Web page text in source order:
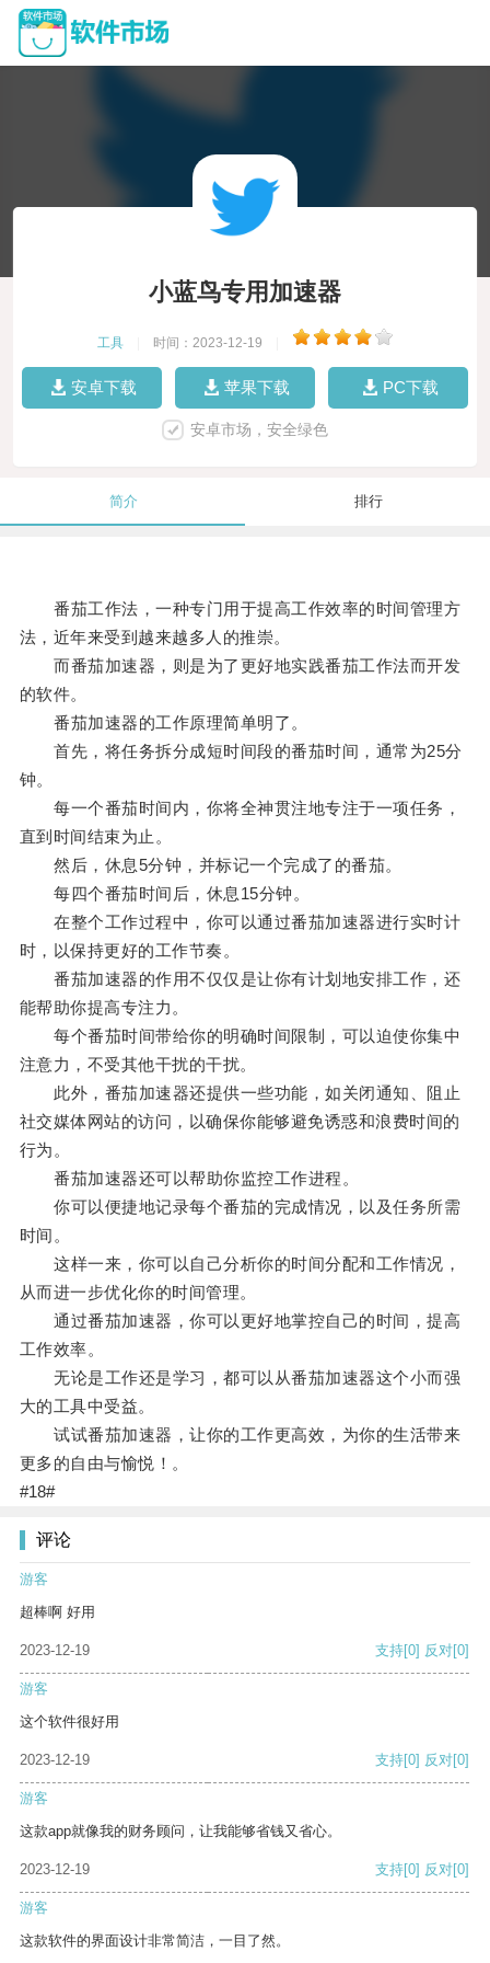
小蓝鸟专用加速器
工具 时间：2023-12-19
安卓下载 苹果下载 PC下载
安卓市场，安全绿色
简介 排行
番茄工作法，一种专门用于提高工作效率的时间管理方
法，近年来受到越来越多人的推崇。
而番茄加速器，则是为了更好地实践番茄工作法而开发
的软件。
番茄加速器的工作原理简单明了。
首先，将任务拆分成短时间段的番茄时间，通常为25分
钟。
每一个番茄时间内，你将全神贯注地专注于一项任务，
直到时间结束为止。
然后，休息5分钟，并标记一个完成了的番茄。
每四个番茄时间后，休息15分钟。
在整个工作过程中，你可以通过番茄加速器进行实时计
时，以保持更好的工作节奏。
番茄加速器的作用不仅仅是让你有计划地安排工作，还
能帮助你提高专注力。
每个番茄时间带给你的明确时间限制，可以迫使你集中
注意力，不受其他干扰的干扰。
此外，番茄加速器还提供一些功能，如关闭通知、阻止
社交媒体网站的访问，以确保你能够避免诱惑和浪费时间的
行为。
番茄加速器还可以帮助你监控工作进程。
你可以便捷地记录每个番茄的完成情况，以及任务所需
时间。
这样一来，你可以自己分析你的时间分配和工作情况，
从而进一步优化你的时间管理。
通过番茄加速器，你可以更好地掌控自己的时间，提高
工作效率。
无论是工作还是学习，都可以从番茄加速器这个小而强
大的工具中受益。
试试番茄加速器，让你的工作更高效，为你的生活带来
更多的自由与愉悦！。
#18#
评论
游客
超棒啊 好用
2023-12-19 支持[0] 反对[0]
游客
这个软件很好用
2023-12-19 支持[0] 反对[0]
游客
这款app就像我的财务顾问，让我能够省钱又省心。
2023-12-19 支持[0] 反对[0]
游客
这款软件的界面设计非常简洁，一目了然。